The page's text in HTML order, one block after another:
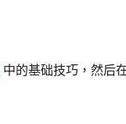
中的基础技巧，然后